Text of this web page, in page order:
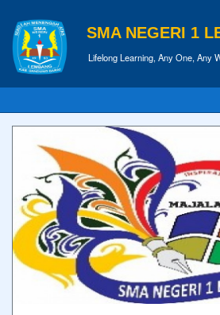
SMA NEGERI 1
Lifelong Learning, Any One, Any